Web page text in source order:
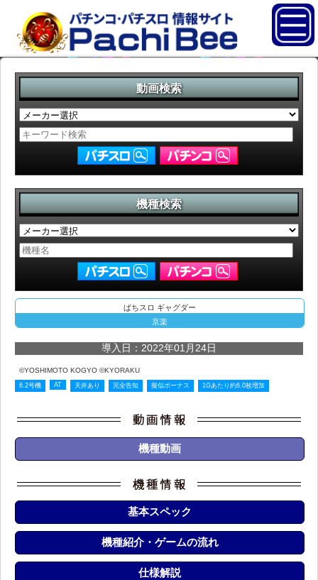
動画検索
機種検索
ぱちスロ ギャグダー
京楽
導入日：2022年01月24日
©YOSHIMOTO KOGYO ©KYORAKU
6.2号機 AT 天井あり 完全告知 擬似ボーナス 1Gあたり約6.0枚増加
機種動画
基本スペック
機種紹介・ゲームの流れ
仕様解説